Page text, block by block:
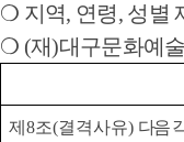
❍ 지역, 연령, 성별
❍ (재)대구문화예
제 8조(결격사유) 다음